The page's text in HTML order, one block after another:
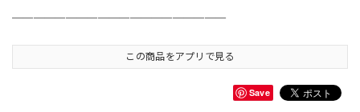
この商品をアプリで見る
Save